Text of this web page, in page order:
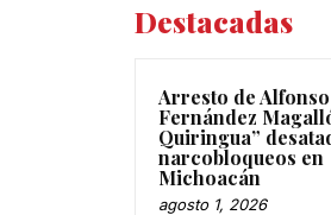
Destacadas
Arresto de Alfonso
Fernández
Quiringua”
narcobloqueos en
Michoacán
agosto 1, 2026